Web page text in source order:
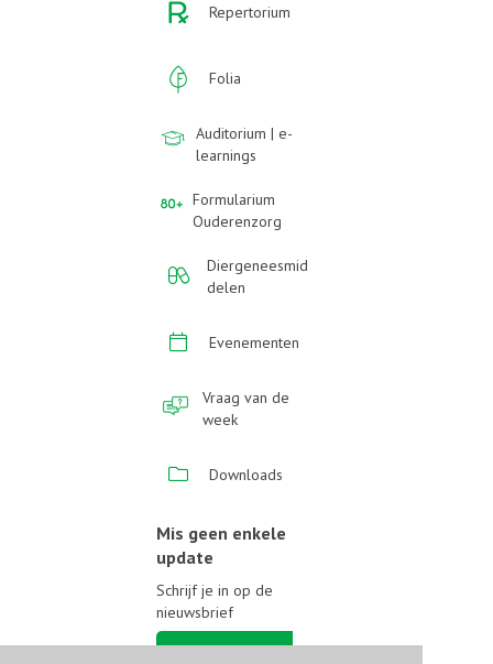
Repertorium
Folia
Auditorium | e-
learnings
Formularium
Ouderenzorg
Diergeneesmid
delen
Evenementen
Vraag van de
week
Downloads
Mis geen enkele
update
Schrijf je in op de
nieuwsbrief